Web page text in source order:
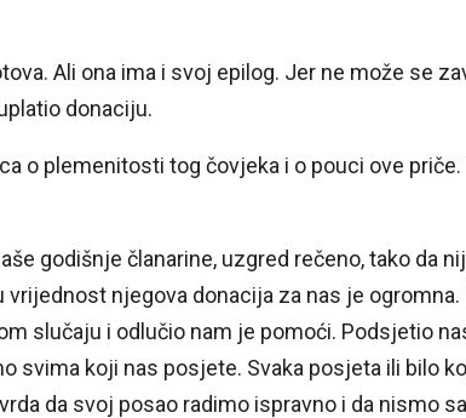
Ali ona ima i svoj epilog. Jer ne može se
donaciju.
o plemenitosti tog čovjeka i o pouci ove
godišnje članarine, uzgred rečeno, tako da
vrijednost njegova donacija za nas je
slučaju i odlučio nam je pomoći. Podsjetio
svima koji nas posjete. Svaka posjeta ili bilo
da svoj posao radimo ispravno i da nismo